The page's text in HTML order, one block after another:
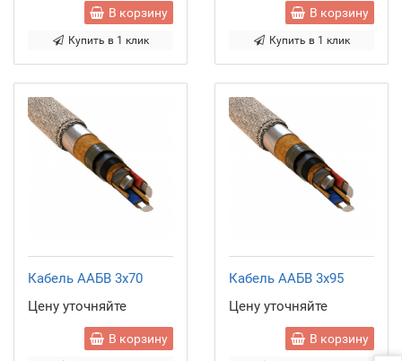
В корзину
Купить в 1 клик
В корзину
Купить в 1 клик
Кабель ААБВ 3x70
Цену уточняйте
В корзину
Кабель ААБВ 3x95
Цену уточняйте
В корзину